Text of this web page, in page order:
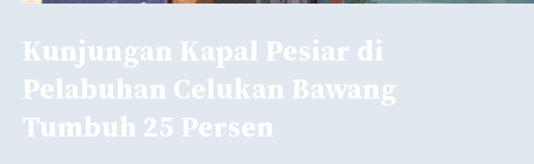
Kunjungan Kapal Pesiar di
Pelabuhan Celukan Bawang
Tumbuh 25 Persen